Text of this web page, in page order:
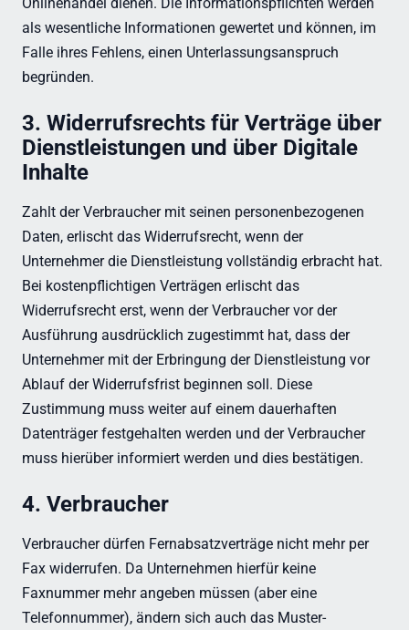
Onlinehandel dienen. Die Informationspflichten werden
als wesentliche Informationen gewertet und können, im
Falle ihres Fehlens, einen Unterlassungsanspruch
begründen.
3. Widerrufsrechts für Verträge über
Dienstleistungen und über Digitale
Inhalte
Zahlt der Verbraucher mit seinen personenbezogenen
Daten, erlischt das Widerrufsrecht, wenn der
Unternehmer die Dienstleistung vollständig erbracht hat.
Bei kostenpflichtigen Verträgen erlischt das
Widerrufsrecht erst, wenn der Verbraucher vor der
Ausführung ausdrücklich zugestimmt hat, dass der
Unternehmer mit der Erbringung der Dienstleistung vor
Ablauf der Widerrufsfrist beginnen soll. Diese
Zustimmung muss weiter auf einem dauerhaften
Datenträger festgehalten werden und der Verbraucher
muss hierüber informiert werden und dies bestätigen.
4. Verbraucher
Verbraucher dürfen Fernabsatzverträge nicht mehr per
Fax widerrufen. Da Unternehmen hierfür keine
Faxnummer mehr angeben müssen (aber eine
Telefonnummer), ändern sich auch das Muster-